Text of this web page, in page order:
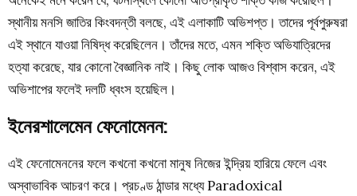
স্থানীয় মনসি জাতির কিংবদন্তী বলছে, এই এলাকাটি অভিশপ্ত। তাদের পূর্বপুরুষরা
এই স্থানে যাওয়া নিষিদ্ধ করেছিলেন। তাঁদের মতে, এমন শক্তি অভিযাত্রিদের
হত্যা করেছে, যার কোনো বৈজ্ঞানিক নাই। কিছু লোক আজও বিশ্বাস করেন, এই
অভিশাপের ফলেই দলটি ধ্বংস হয়েছিল।
ইনেরশালেমেন ফেনোমেনন:
এই ফেনোমেননের ফলে কখনো কখনো মানুষ নিজের ইন্দ্রিয় হারিয়ে ফেলে এবং
অস্বাভাবিক আচরণ করে। প্রচণ্ড ঠান্ডার মধ্যেParadoxical